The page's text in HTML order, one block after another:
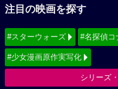
注目の映画を探す
#スターウォーズ #名探偵コ
#少女漫画原作実写化
シリーズ